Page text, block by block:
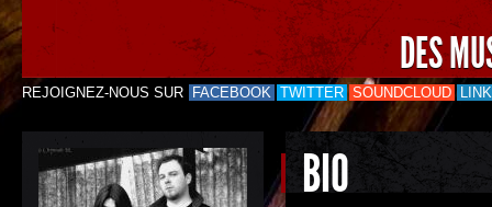
DES
REJOIGNEZ-NOUS SUR FACEBOOK TWITTER SOUNDCLOUD
BIO